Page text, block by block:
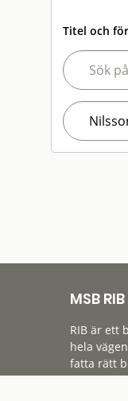
Titel och
MSB RIB
RIB är ett
hela
fatta rätt